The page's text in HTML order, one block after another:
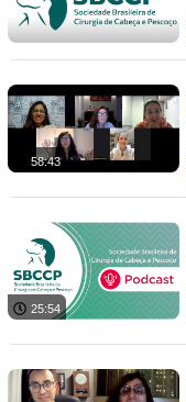
58:43
25:54